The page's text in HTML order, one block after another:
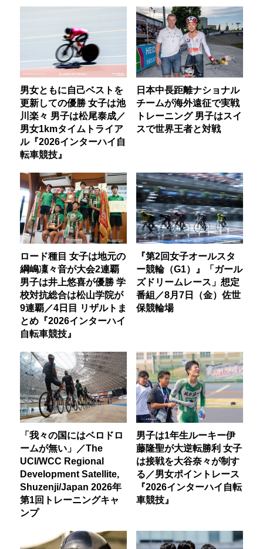
男女ともに自己ベストを
更新しての優勝 女子は池
川楽々 男子は松尾泰成／
男女1kmタイムトライア
ル『2026インターハイ自
転車競技』
日本中長距離ナショナル
チームが海外遠征で実戦
トレーニング 男子はスイ
スで世界王者と対戦
ロード種目 女子は地元の
綱嶋凜々音が大会2連覇
男子は井上悠喜が優勝 学
校対抗総合は松山学院が
9連覇／4日目 リザルトま
とめ『2026インターハイ
自転車競技』
『第2回女子オールスタ
ー競輪（G1）』「ガール
ズドリームレース」想定
番組／8月7日（金）佐世
保競輪場
「我々の国にはベロドロ
ームが無い」／The
UCI/WCC Regional
Development Satellite,
Shuzenji/Japan 2026年
第1回トレーニングキャ
ンプ
男子は1年生ルーキー伊
藤隆聖が大逆転勝利 女子
は接戦を大谷奈々が制す
る／男女ポイントレース
『2026インターハイ自転
車競技』